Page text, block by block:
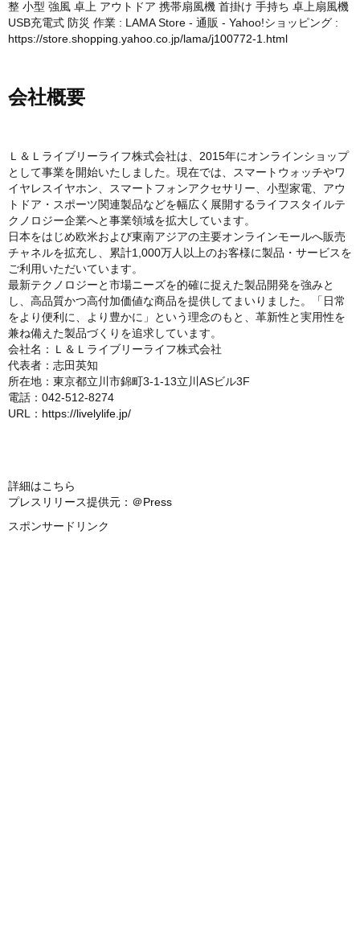
整 小型 強風 卓上 アウトドア 携帯扇風機 首掛け 手持ち 卓上扇風機
USB充電式 防災 作業 : LAMA Store - 通販 - Yahoo!ショッピング :
https://store.shopping.yahoo.co.jp/lama/j100772-1.html
会社概要
Ｌ＆Ｌライブリーライフ株式会社は、2015年にオンラインショップ
として事業を開始いたしました。現在では、スマートウォッチやワ
イヤレスイヤホン、スマートフォンアクセサリー、小型家電、アウ
トドア・スポーツ関連製品などを幅広く展開するライフスタイルテ
クノロジー企業へと事業領域を拡大しています。
日本をはじめ欧米および東南アジアの主要オンラインモールへ販売
チャネルを拡充し、累計1,000万人以上のお客様に製品・サービスを
ご利用いただいています。
最新テクノロジーと市場ニーズを的確に捉えた製品開発を強みと
し、高品質かつ高付加価値な商品を提供してまいりました。「日常
をより便利に、より豊かに」という理念のもと、革新性と実用性を
兼ね備えた製品づくりを追求しています。
会社名：Ｌ＆Ｌライブリーライフ株式会社
代表者：志田英知
所在地：東京都立川市錦町3-1-13立川ASビル3F
電話：042-512-8274
URL： https://livelylife.jp/
詳細はこちら
プレスリリース提供元：＠Press
スポンサードリンク